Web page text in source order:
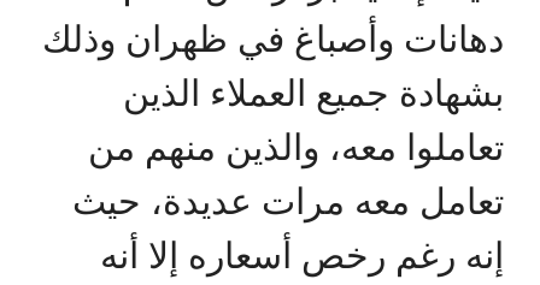
دهانات وأصباغ في ظهران وذلك
بشهادة جميع العملاء الذين
تعاملوا معه، والذين منهم من
تعامل معه مرات عديدة، حيث
إنه رغم رخص أسعاره إلا أنه